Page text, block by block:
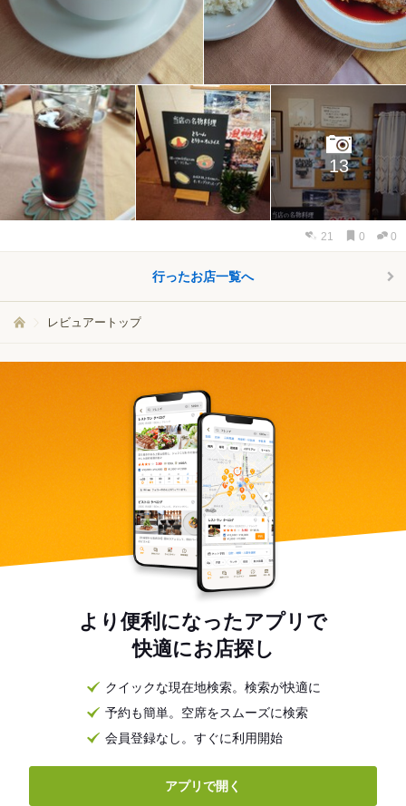
13
21 0 0
行ったお店一覧へ
レビュアートップ
より便利になったアプリで
快適にお店探し
クイックな現在地検索。検索が快適に
予約も簡単。空席をスムーズに検索
会員登録なし。すぐに利用開始
アプリで開く